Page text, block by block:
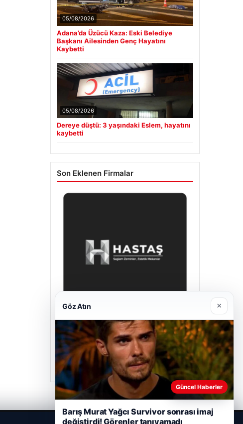
05/08/2026
Adana’da Üzücü Kaza: Eski Belediye
Başkanı Ailesinden Genç Hayatını
Kaybetti
05/08/2026
Dereye düştü: 3 yaşındaki Eslem, hayatını
kaybetti
Son Eklenen Firmalar
Hastaş Beton
26/05/2026
Göz Atın ×
Güncel Haberler
Barış Murat Yağcı Survivor sonrası imaj
değiştirdi! Görenler tanıyamadı